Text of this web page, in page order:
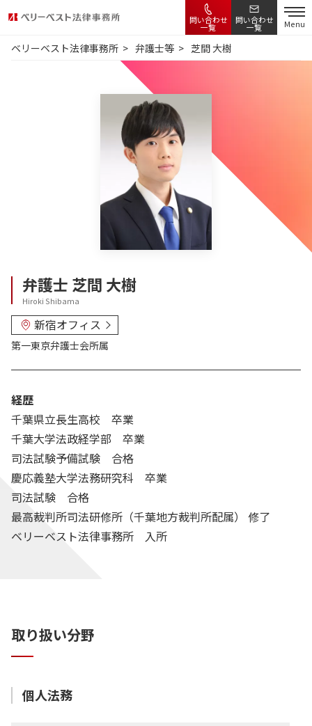
問い合わせ
一覧
問い合わせ
一覧 Menu
ベリーベスト法律事務所 弁護士等 芝間 大樹
弁護士 芝間 大樹
Hiroki Shibama
新宿オフィス
第一東京弁護士会所属
経歴
千葉県立長生高校 卒業
千葉大学法政経学部 卒業
司法試験予備試験 合格
慶応義塾大学法務研究科 卒業
司法試験 合格
最高裁判所司法研修所（千葉地方裁判所配属） 修了
ベリーベスト法律事務所 入所
取り扱い分野
個人法務